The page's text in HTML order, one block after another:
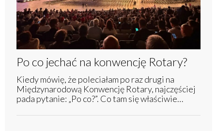
Po co jechać na konwencję Rotary?
Kiedy mówię, że poleciałam po raz drugi na
Międzynarodową Konwencję Rotary, najczęściej
pada pytanie: „Po co?”. Co tam się właściwie…